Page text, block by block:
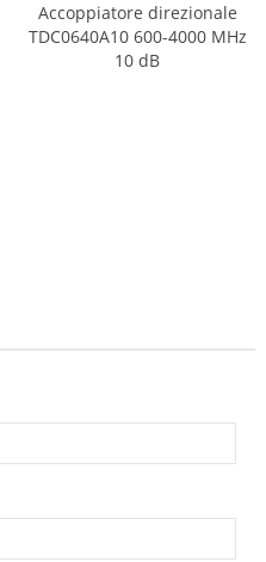
Accoppiatore direzionale
TDC0640A10 600-4000 MHz
10 dB